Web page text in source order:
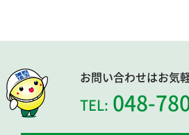
お問い合わせはお気
TEL: 048-